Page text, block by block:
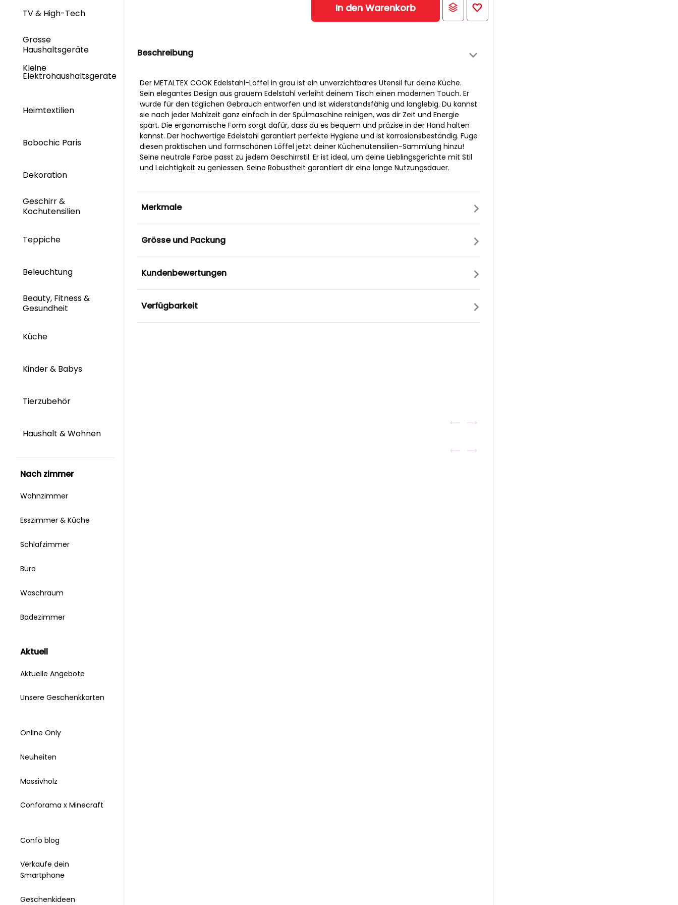
TV & High-Tech
Grosse
Haushaltsgeräte
Kleine
Elektrohaushaltsgeräte
Heimtextilien
Bobochic Paris
Dekoration
Geschirr &
Kochutensilien
Teppiche
Beleuchtung
Beauty, Fitness &
Gesundheit
Küche
Kinder & Babys
Tierzubehör
Haushalt & Wohnen
nach zimmer
Wohnzimmer
Esszimmer & Küche
Schlafzimmer
Büro
Waschraum
Badezimmer
aktuell
Aktuelle Angebote
Unsere Geschenkkarten
Online Only
Neuheiten
Massivholz
Conforama x Minecraft
Confo blog
Verkaufe dein
Smartphone
Geschenkideen
In den Warenkorb
Beschreibung
Der METALTEX COOK Edelstahl-Löffel in grau ist ein unverzichtbares Utensil für deine Küche.
Sein elegantes Design aus grauem Edelstahl verleiht deinem Tisch einen modernen Touch. Er
wurde für den täglichen Gebrauch entworfen und ist widerstandsfähig und langlebig. Du kannst
sie nach jeder Mahlzeit ganz einfach in der Spülmaschine reinigen, was dir Zeit und Energie
spart. Die ergonomische Form sorgt dafür, dass du es bequem und präzise in der Hand halten
kannst. Der hochwertige Edelstahl garantiert perfekte Hygiene und ist korrosionsbeständig. Füge
diesen praktischen und formschönen Löffel jetzt deiner Küchenutensilien-Sammlung hinzu!
Seine neutrale Farbe passt zu jedem Geschirrstil. Er ist ideal, um deine Lieblingsgerichte mit Stil
und Leichtigkeit zu geniessen. Seine Robustheit garantiert dir eine lange Nutzungsdauer.
Merkmale
Grösse und Packung
Kundenbewertungen
Verfügbarkeit